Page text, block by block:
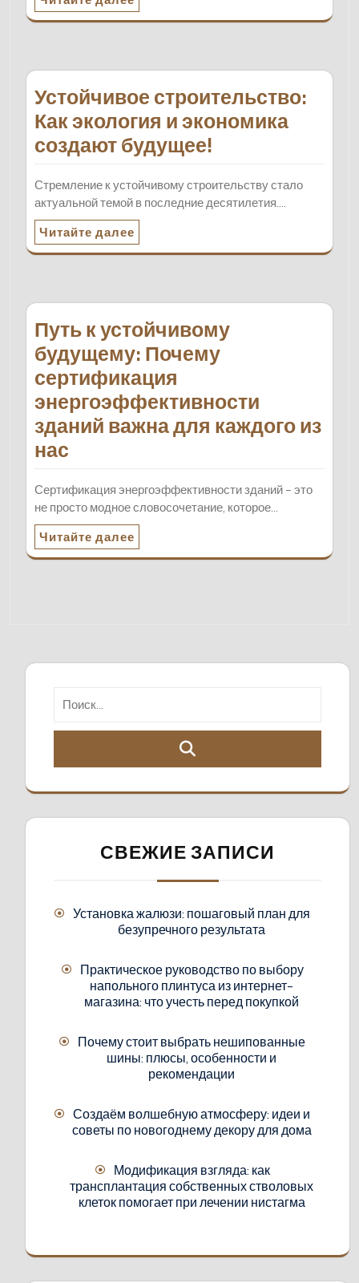
Устойчивое строительство:
Как экология и экономика
создают будущее!
Стремление к устойчивому строительству стало
актуальной темой в последние десятилетия.…
Читайте далее
Путь к устойчивому
будущему: Почему
сертификация
энергоэффективности
зданий важна для каждого из
нас
Сертификация энергоэффективности зданий – это
не просто модное словосочетание, которое…
Читайте далее
СВЕЖИЕ ЗАПИСИ
Установка жалюзи: пошаговый план для
безупречного результата
Практическое руководство по выбору
напольного плинтуса из интернет-
магазина: что учесть перед покупкой
Почему стоит выбрать нешипованные
шины: плюсы, особенности и
рекомендации
Создаём волшебную атмосферу: идеи и
советы по новогоднему декору для дома
Модификация взгляда: как
трансплантация собственных стволовых
клеток помогает при лечении нистагма